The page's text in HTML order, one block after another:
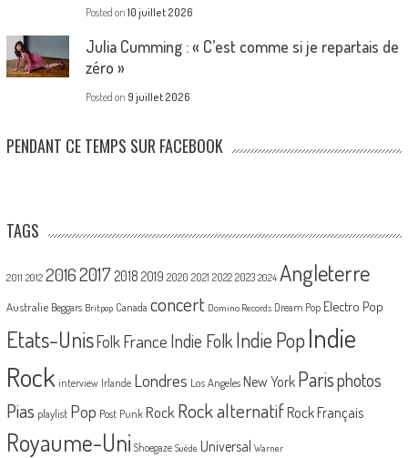
Posted on 10 juillet 2026
Julia Cumming : « C’est comme si je repartais de
zéro »
Posted on 9 juillet 2026
PENDANT CE TEMPS SUR FACEBOOK
TAGS
2011 2012 20162017 2018 2019 2020 2021 2022 2023 2024 Angleterre
Australie Beggars Britpop Canada concert Domino Records Dream Pop Electro Pop
Etats-UnisFolk France Indie FolkIndie PopIndie
Rock interview Irlande Londres Los Angeles New York Parisphotos
Pias playlist Pop Post Punk Rock Rock alternatif Rock Français
Royaume-Uni Shoegaze Suède Universal Warner